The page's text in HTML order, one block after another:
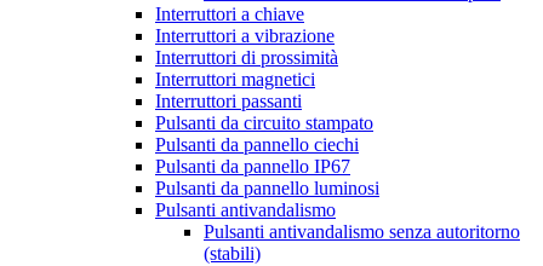
Interruttori a chiave
Interruttori a vibrazione
Interruttori di prossimità
Interruttori magnetici
Interruttori passanti
Pulsanti da circuito stampato
Pulsanti da pannello ciechi
Pulsanti da pannello IP67
Pulsanti da pannello luminosi
Pulsanti antivandalismo
Pulsanti antivandalismo senza autoritorno
(stabili)